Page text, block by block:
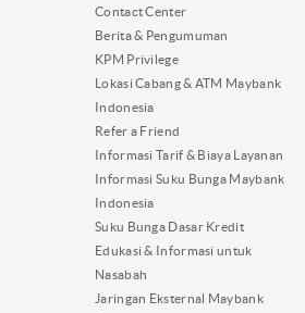
Contact Center
Berita & Pengumuman
KPM Privilege
Lokasi Cabang & ATM Maybank
Indonesia
Refer a Friend
Informasi Tarif & Biaya Layanan
Informasi Suku Bunga Maybank
Indonesia
Suku Bunga Dasar Kredit
Edukasi & Informasi untuk
Nasabah
Jaringan Eksternal Maybank